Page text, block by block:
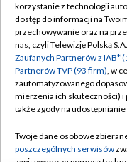
Abonament TVP
Emisja w TVP
Centrum informacji
Naziemna Telewizja
Rada Programowa
korzystanie z technologii
dostęp do informacji na
przechowywanie oraz na
nas, czyli Telewizję Polską
Zaufanych Partnerów z IAB*
Partnerów TVP (93 firm), w
zautomatyzowanego
mierzenia ich skuteczności) i
także zgody na
Twoje dane osobowe
poszczególnych serwisów